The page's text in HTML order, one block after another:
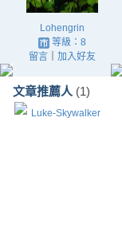
Lohengrin
等級：8
留言｜ 加入好友
文章推薦人 (1)
Luke-Skywalker